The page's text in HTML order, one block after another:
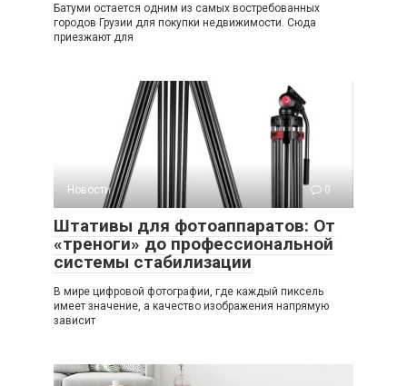
Батуми остается одним из самых востребованных
городов Грузии для покупки недвижимости. Сюда
приезжают для
Новости 0
Штативы для фотоаппаратов: От
«треноги» до профессиональной
системы стабилизации
В мире цифровой фотографии, где каждый пиксель
имеет значение, а качество изображения напрямую
зависит